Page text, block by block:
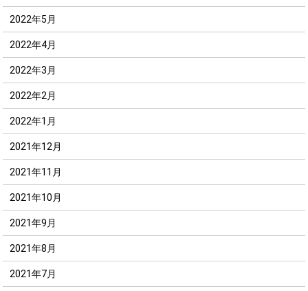
2022年5月
2022年4月
2022年3月
2022年2月
2022年1月
2021年12月
2021年11月
2021年10月
2021年9月
2021年8月
2021年7月